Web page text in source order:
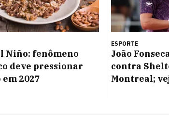
Niño: fenômeno
deve pressionar
2027
ESPORTE
João
contra
Montreal;